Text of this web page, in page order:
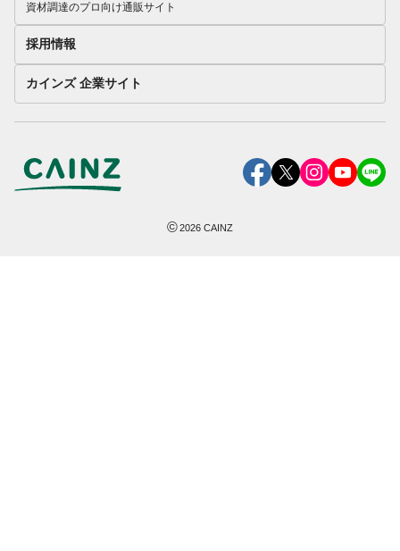
資材調達のプロ向け通販サイト
採用情報
カインズ 企業サイト
©2026 CAINZ